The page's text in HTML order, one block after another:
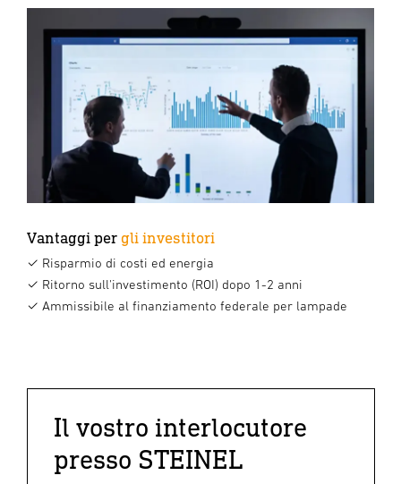
Vantaggi per gli investitori
✓ Risparmio di costi ed energia
✓ Ritorno sull'investimento (ROI) dopo 1-2 anni
✓ Ammissibile al finanziamento federale per lampade
Il vostro interlocutore
presso STEINEL